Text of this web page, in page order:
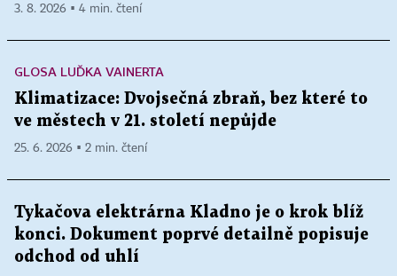
3. 8. 2026 ▪ 4 min. čtení
GLOSA LUĎKA VAINERTA
Klimatizace: Dvojsečná zbraň, bez které to
ve městech v 21. století nepůjde
25. 6. 2026 ▪ 2 min. čtení
Tykačova elektrárna Kladno je o krok blíž
konci. Dokument poprvé detailně popisuje
odchod od uhlí